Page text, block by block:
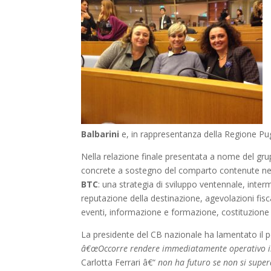
Balbarini e, in rappresentanza della Regione
Nella relazione finale presentata a nome del
concrete a sostegno del comparto contenute
BTC: una strategia di sviluppo ventennale,
reputazione della destinazione, agevolazioni
eventi, informazione e formazione,
La presidente del CB nazionale ha lamentato
â€œOccorre rendere immediatamente operativo
Carlotta Ferrari â€“non ha futuro se non si